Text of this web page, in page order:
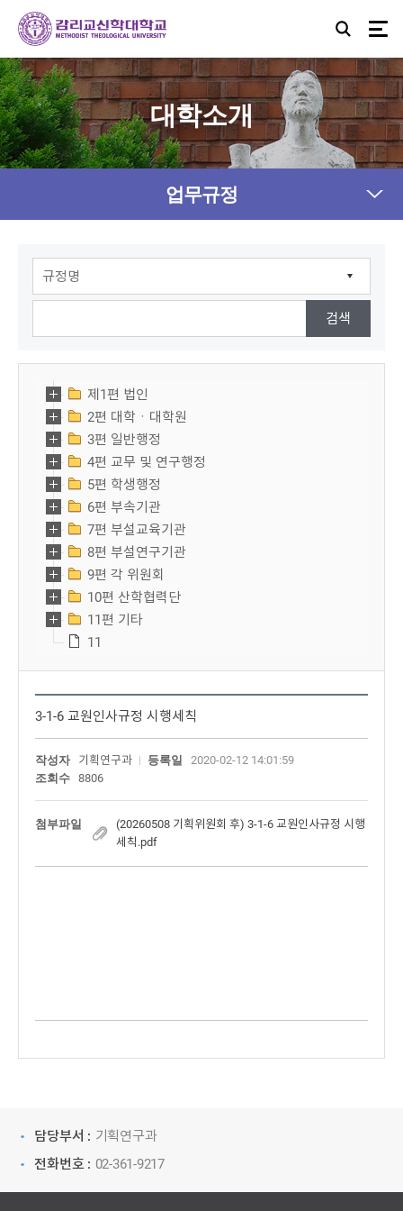
대학소개
업무규정
제1편 법인
2편 대학ㆍ대학원
3편 일반행정
4편 교무 및 연구행정
5편 학생행정
6편 부속기관
7편 부설교육기관
8편 부설연구기관
9편 각 위원회
10편 산학협력단
11편 기타
11
3-1-6 교원인사규정 시행세칙
작성자 기획연구과 등록일
2020-02-12 14:01:59
조회수
8806
첨부파일
(20260508 기획위원회 후) 3-1-6 교원인사규정 시행
세칙.pdf
담당부서 : 기획연구과
전화번호 : 02-361-9217